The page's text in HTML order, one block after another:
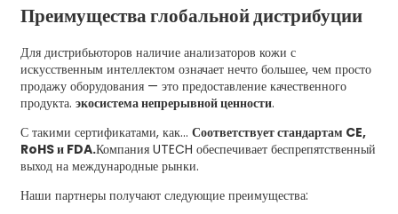
Преимущества глобальной дистрибуции
Для дистрибьюторов наличие анализаторов кожи с
искусственным интеллектом означает нечто большее, чем просто
продажу оборудования — это предоставление качественного
продукта. экосистема непрерывной ценности.
С такими сертификатами, как... Соответствует стандартам CE,
RoHS и FDA.Компания UTECH обеспечивает беспрепятственный
выход на международные рынки.
Наши партнеры получают следующие преимущества: